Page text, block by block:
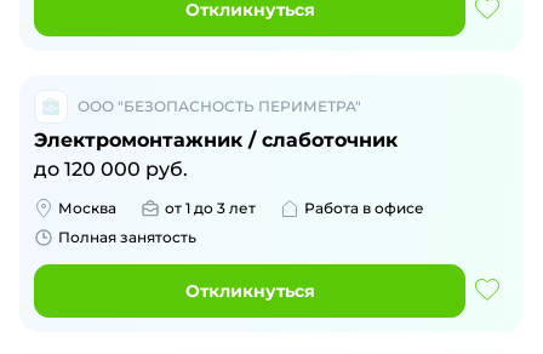
Откликнуться
ООО "БЕЗОПАСНОСТЬ ПЕРИМЕТРА"
Электромонтажник / слаботочник
до 120 000 руб.
Москва от 1 до 3 лет
Работа в офисе
Полная занятость
Откликнуться